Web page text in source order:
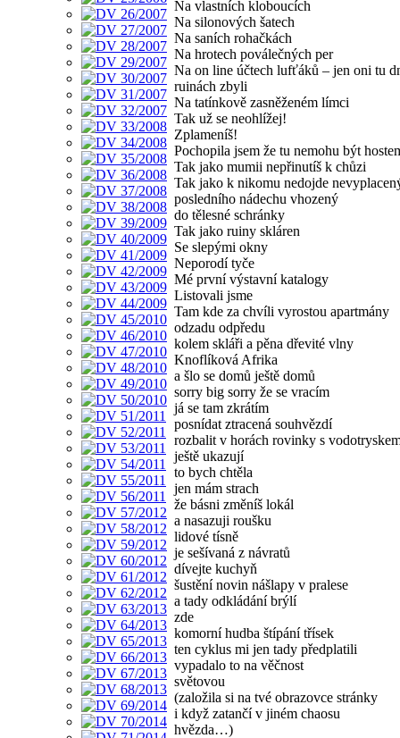
Na vlastních kloboucích
Na silonových šatech
Na saních rohačkách
Na hrotech poválečných per
Na on line účtech lufťáků – jen oni tu
ruinách zbyli
Na tatínkově zasněženém límci
Tak už se neohlížej!
Zplameníš!
Pochopila jsem že tu nemohu být
Tak jako mumii nepřinutíš k chůzi
Tak jako k nikomu nedojde
posledního nádechu vhozený
do tělesné schránky
Tak jako ruiny skláren
Se slepými okny
Neporodí tyče
Mé první výstavní katalogy
Listovali jsme
Tam kde za chvíli vyrostou apartmány
odzadu odpředu
kolem skláři a pěna dřevité vlny
Knoflíková Afrika
a šlo se domů ještě domů
sorry big sorry že se vracím
já se tam zkrátím
posnídat ztracená souhvězdí
rozbalit v horách rovinky s
ještě ukazují
to bych chtěla
jen mám strach
že básni změníš lokál
a nasazuji roušku
lidové tísně
je sešívaná z návratů
dívejte kuchyň
šustění novin nášlapy v pralese
a tady odkládání brýlí
zde
komorní hudba štípání třísek
ten cyklus mi jen tady předplatili
vypadalo to na věčnost
světovou
(založila si na tvé obrazovce stránky
i když zatančí v jiném chaosu
hvězda…)